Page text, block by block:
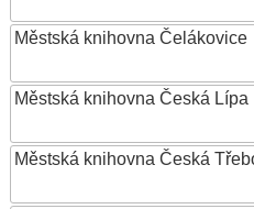
Městská knihovna Čelákovice
Městská knihovna Česká Lípa
Městská knihovna Česká